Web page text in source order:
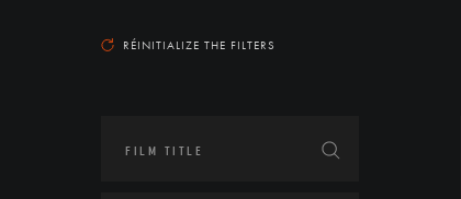
RÉINITIALIZE THE FILTERS